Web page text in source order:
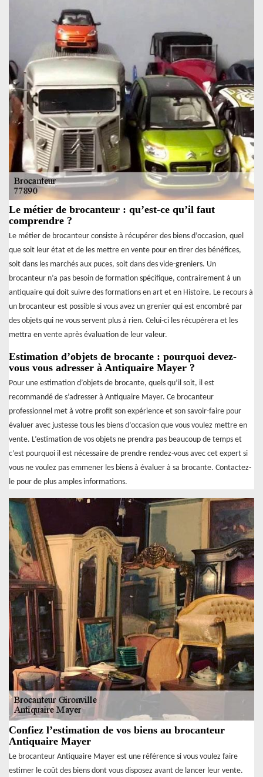
Le métier de brocanteur : qu’est-ce qu’il faut
comprendre ?
Le métier de brocanteur consiste à récupérer des biens d’occasion, quel
que soit leur état et de les mettre en vente pour en tirer des bénéfices,
soit dans les marchés aux puces, soit dans des vide-greniers. Un
brocanteur n’a pas besoin de formation spécifique, contrairement à un
antiquaire qui doit suivre des formations en art et en Histoire. Le recours à
un brocanteur est possible si vous avez un grenier qui est encombré par
des objets qui ne vous servent plus à rien. Celui-ci les récupérera et les
mettra en vente après évaluation de leur valeur.
Estimation d’objets de brocante : pourquoi devez-
vous vous adresser à Antiquaire Mayer ?
Pour une estimation d’objets de brocante, quels qu’il soit, il est
recommandé de s’adresser à Antiquaire Mayer. Ce brocanteur
professionnel met à votre profit son expérience et son savoir-faire pour
évaluer avec justesse tous les biens d’occasion que vous voulez mettre en
vente. L’estimation de vos objets ne prendra pas beaucoup de temps et
c’est pourquoi il est nécessaire de prendre rendez-vous avec cet expert si
vous ne voulez pas emmener les biens à évaluer à sa brocante. Contactez-
le pour de plus amples informations.
Confiez l’estimation de vos biens au brocanteur
Antiquaire Mayer
Le brocanteur Antiquaire Mayer est une référence si vous voulez faire
estimer le coût des biens dont vous disposez avant de lancer leur vente.